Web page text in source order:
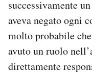
successivamente
aveva negato ogni
molto probabile
avuto un ruolo
direttamente